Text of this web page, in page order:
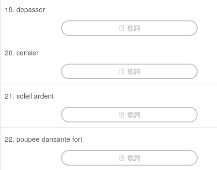
19. depasser
歌詞
20. cerisier
歌詞
21. soleil ardent
歌詞
22. poupee dansante fort
歌詞